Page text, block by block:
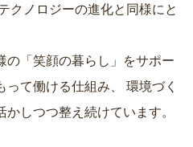
の「笑顔の暮らし」をサポー
って働ける仕組み、
しつつ整え続けています。